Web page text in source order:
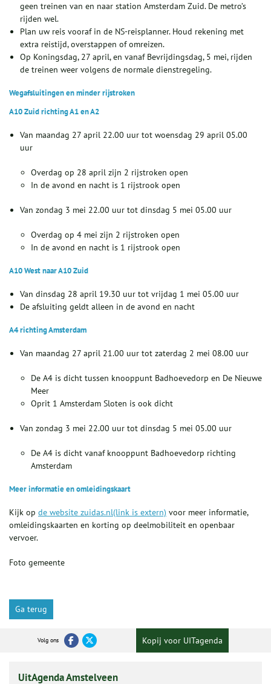
geen treinen van en naar station Amsterdam Zuid. De metro’s
rijden wel.
Plan uw reis vooraf in de NS-reisplanner. Houd rekening met
extra reistijd, overstappen of omreizen.
Op Koningsdag, 27 april, en vanaf Bevrijdingsdag, 5 mei, rijden
de treinen weer volgens de normale dienstregeling.
Wegafsluitingen en minder rijstroken
A10 Zuid richting A1 en A2
Van maandag 27 april 22.00 uur tot woensdag 29 april 05.00
uur
Overdag op 28 april zijn 2 rijstroken open
In de avond en nacht is 1 rijstrook open
Van zondag 3 mei 22.00 uur tot dinsdag 5 mei 05.00 uur
Overdag op 4 mei zijn 2 rijstroken open
In de avond en nacht is 1 rijstrook open
A10 West naar A10 Zuid
Van dinsdag 28 april 19.30 uur tot vrijdag 1 mei 05.00 uur
De afsluiting geldt alleen in de avond en nacht
A4 richting Amsterdam
Van maandag 27 april 21.00 uur tot zaterdag 2 mei 08.00 uur
De A4 is dicht tussen knooppunt Badhoevedorp en De Nieuwe
Meer
Oprit 1 Amsterdam Sloten is ook dicht
Van zondag 3 mei 22.00 uur tot dinsdag 5 mei 05.00 uur
De A4 is dicht vanaf knooppunt Badhoevedorp richting
Amsterdam
Meer informatie en omleidingskaart
Kijk op de website zuidas.nl(link is extern) voor meer informatie,
omleidingskaarten en korting op deelmobiliteit en openbaar
vervoer.
Foto gemeente
Ga terug
Volg ons Kopij voor UITagenda
UitAgenda Amstelveen